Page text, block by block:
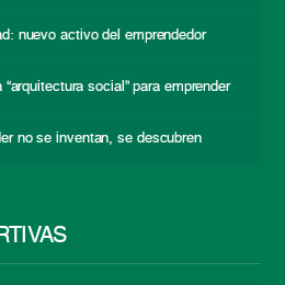
nuevo activo del emprendedor
social” para emprender
no se inventan, se descubren